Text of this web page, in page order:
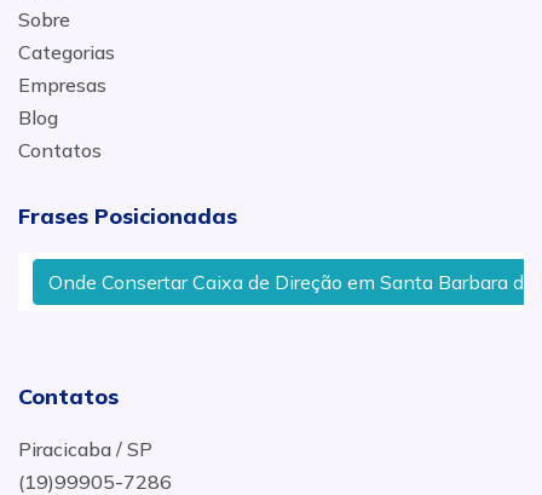
Sobre
Categorias
Empresas
Blog
Contatos
Frases Posicionadas
Onde Consertar Caixa de Direção em Santa Barbara
Contatos
Piracicaba / SP
(19)99905-7286